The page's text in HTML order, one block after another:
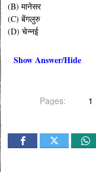
(B) मानेसर
(C) बेंगलुरु
(D) चेन्नई
Show Answer/Hide
Pages: 1